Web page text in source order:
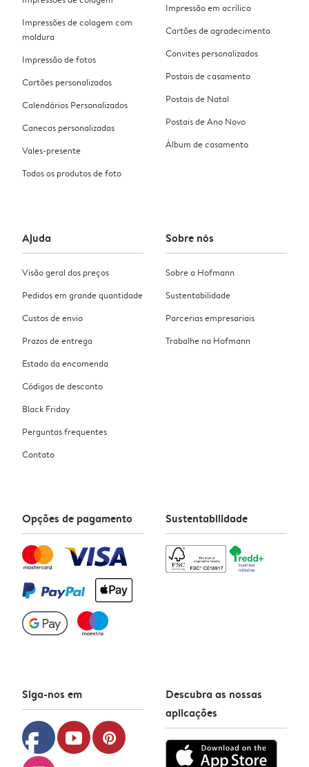
Impressões de colagem com
moldura
Impressão de fotos
Cartões personalizados
Calendários Personalizados
Canecas personalizadas
Vales-presente
Todos os produtos de foto
Impressão em acrílico
Cartões de agradecimento
Convites personalizados
Postais de casamento
Postais de Natal
Postais de Ano Novo
Álbum de casamento
Ajuda
Visão geral dos preços
Pedidos em grande quantidade
Custos de envio
Prazos de entrega
Estado da encomenda
Códigos de desconto
Black Friday
Perguntas frequentes
Contato
Sobre nós
Sobre a Hofmann
Sustentabilidade
Parcerias empresariais
Trabalhe na Hofmann
Opções de pagamento Sustentabilidade
Siga-nos em
facebook youtube pinterest
Descubra as nossas
aplicações